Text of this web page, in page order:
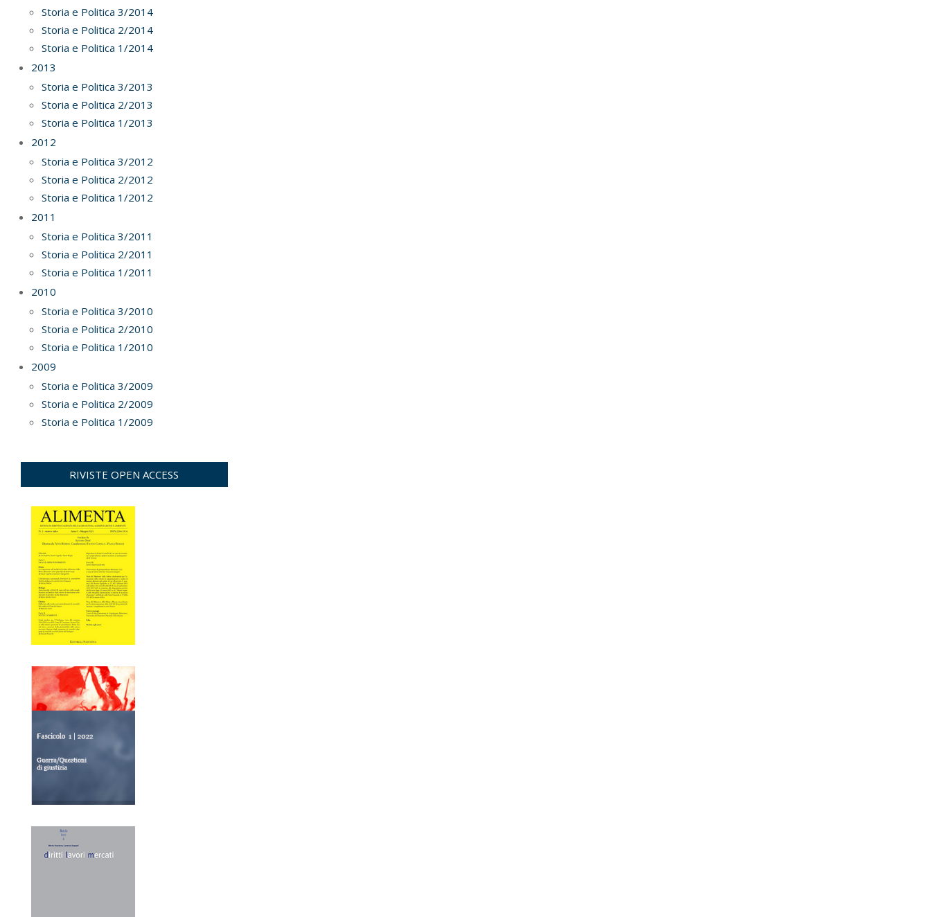
Storia e Politica 3/2014
Storia e Politica 2/2014
Storia e Politica 1/2014
2013
Storia e Politica 3/2013
Storia e Politica 2/2013
Storia e Politica 1/2013
2012
Storia e Politica 3/2012
Storia e Politica 2/2012
Storia e Politica 1/2012
2011
Storia e Politica 3/2011
Storia e Politica 2/2011
Storia e Politica 1/2011
2010
Storia e Politica 3/2010
Storia e Politica 2/2010
Storia e Politica 1/2010
2009
Storia e Politica 3/2009
Storia e Politica 2/2009
Storia e Politica 1/2009
RIVISTE OPEN ACCESS